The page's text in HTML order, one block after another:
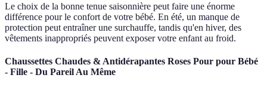
Le choix de la bonne tenue saisonnière peut faire une énorme
différence pour le confort de votre bébé. En été, un manque de
protection peut entraîner une surchauffe, tandis qu'en hiver, des
vêtements inappropriés peuvent exposer votre enfant au froid.
Chaussettes Chaudes & Antidérapantes Roses Pour pour Bébé
- Fille - Du Pareil Au Même